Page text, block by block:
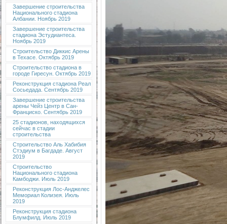
Завершение строительства
Национального стадиона
Албании. Ноябрь 2019
Завершение строительства
стадиона Эстудиантеса.
Ноябрь 2019
Строительство Диккис Арены
в Техасе. Октябрь 2019
Строительство стадиона в
городе Гиресун. Октябрь 2019
Реконструкция стадиона Реал
Сосьедада. Сентябрь 2019
Завершение строительства
арены Чейз Центр в Сан-
Франциско. Сентябрь 2019
25 стадионов, находящихся
сейчас в стадии
строительства
Строительство Аль Хабибия
Стэдиум в Багдаде. Август
2019
Строительство
Национального стадиона
Камбоджи. Июль 2019
Реконструкция Лос-Анджелес
Мемориал Колизея. Июль
2019
Реконструкция стадиона
Блумфилд. Июль 2019